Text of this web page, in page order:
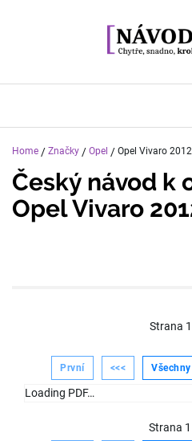
Home / Značky / Opel / Opel Vivaro 2012
Český návod k
Opel Vivaro
Strana 1
První <<< Všechny
Loading PDF…
Strana 1